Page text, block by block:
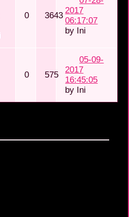
0 3643
2017
06:17:07
by Ini
0 575
05-09-
2017
16:45:05
by Ini